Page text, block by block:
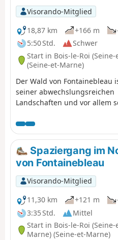
Visorando-Mitglied
18,87 km
+166 m
5:50 Std.
Schwer
Start in Bois-le-Roi
(Seine-et-Marne)
Der Wald von Fontainebleau
seiner abwechslungsreichen
Landschaften und vor allem
Waldgebiete Frankreichs. Auf
Wanderung, die über die
Cuvier-Châtillon, die
Apremont und die Felsen
führt, können Sie die ganze
des Waldes genießen, aber
Zerbrechlichkeit, die sowohl
natürliche Erosion als auch
Frequentierung durch
zurückzuführen ist, da er in
Pariser Region liegt.
Spaziergang im
von Fontainebleau
Visorando-Mitglied
11,30 km
+121 m
3:35 Std.
Mittel
Start in Bois-le-Roi (Seine-
Marne) (Seine-et-Marne)